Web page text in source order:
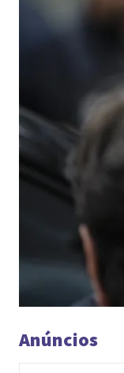
Anúncios